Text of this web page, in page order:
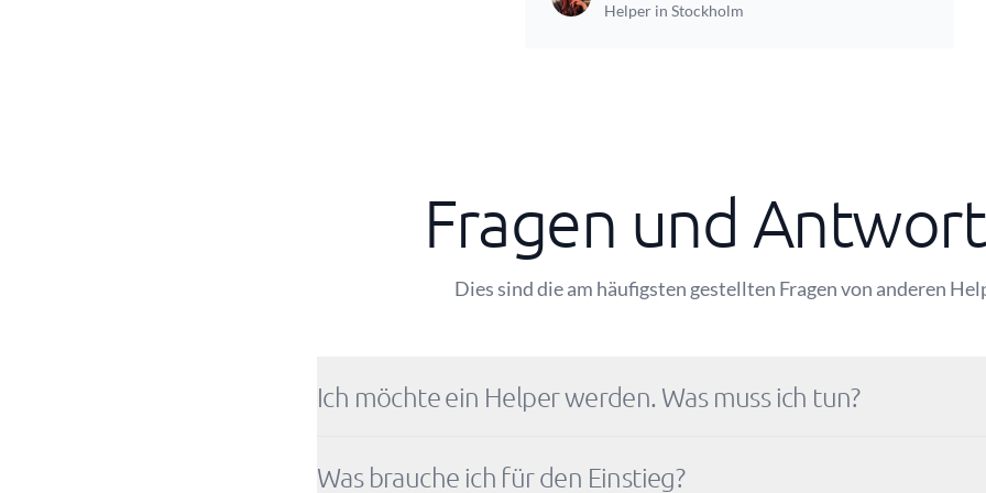
Helper in Stockholm
Fragen und
Dies sind die am häufigsten gestellten Fragen von anderen
Ich möchte ein Helper werden. Was muss ich tun?
Was brauche ich für den Einstieg?